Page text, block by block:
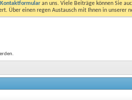
Kontaktformular an uns. Viele Beiträge können Sie
Über einen regen Austausch mit Ihnen in